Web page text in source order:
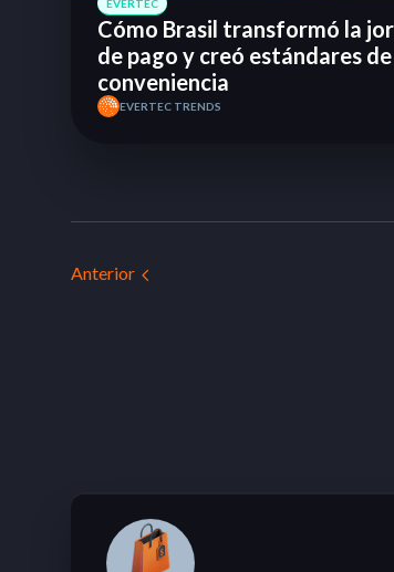
EVERTEC
Cómo Brasil transformó la
de pago y creó estándares de
conveniencia
EVERTEC TRENDS
Anterior